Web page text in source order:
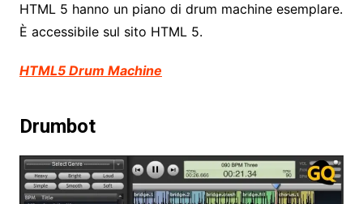
HTML 5 hanno un piano di drum machine esemplare.
È accessibile sul sito HTML 5.
HTML5 Drum Machine
Drumbot